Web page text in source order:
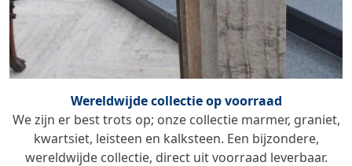
Wereldwijde collectie op voorraad
We zijn er best trots op; onze collectie marmer, graniet,
kwartsiet, leisteen en kalksteen. Een bijzondere,
wereldwijde collectie, direct uit voorraad leverbaar.